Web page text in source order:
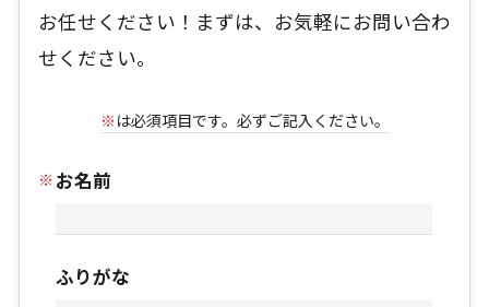
お任せください！まずは、お気軽にお問い合わ
せください。
※ は必須項目です。必ずご記入ください。
お名前
ふりがな